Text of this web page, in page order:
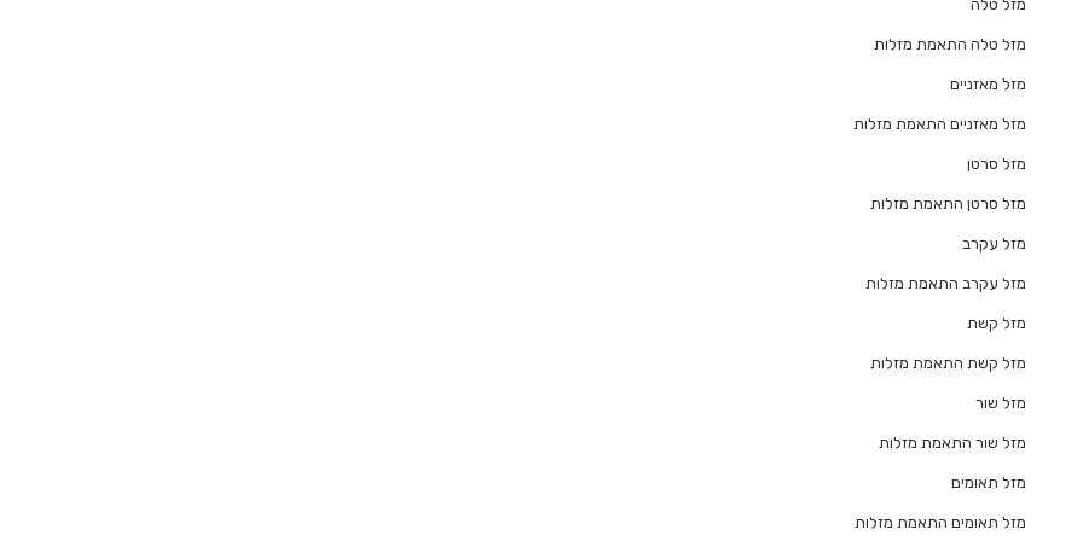
מזל טלה
מזל טלה התאמת מזלות
מזל מאזניים
מזל מאזניים התאמת מזלות
מזל סרטן
מזל סרטן התאמת מזלות
מזל עקרב
מזל עקרב התאמת מזלות
מזל קשת
מזל קשת התאמת מזלות
מזל שור
מזל שור התאמת מזלות
מזל תאומים
מזל תאומים התאמת מזלות